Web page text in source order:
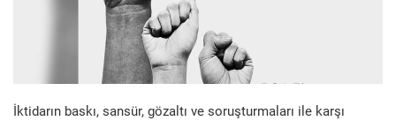
İktidarın baskı, sansür, gözaltı ve soruşturmaları ile karşı